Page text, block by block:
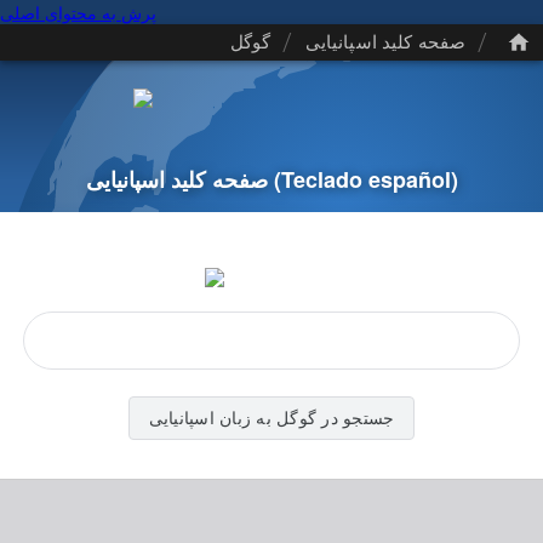
پرش به محتوای اصلی
/ صفحه کلید اسپانیایی / گوگل
صفحه کلید اسپانیایی(Teclado español)
جستجو در گوگل به زبان اسپانیایی